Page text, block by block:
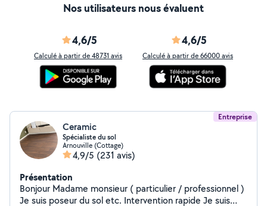
Nos utilisateurs nous évaluent
4,6/5
Calculé à partir de 48731 avis
4,6/5
Calculé à partir de 66000 avis
Entreprise
Ceramic
Spécialiste du sol
Arnouville (Cottage)
4,9/5 (231 avis)
Présentation
Bonjour Madame monsieur ( particulier / professionnel )
Je suis poseur du sol etc. Intervention rapide Je suis